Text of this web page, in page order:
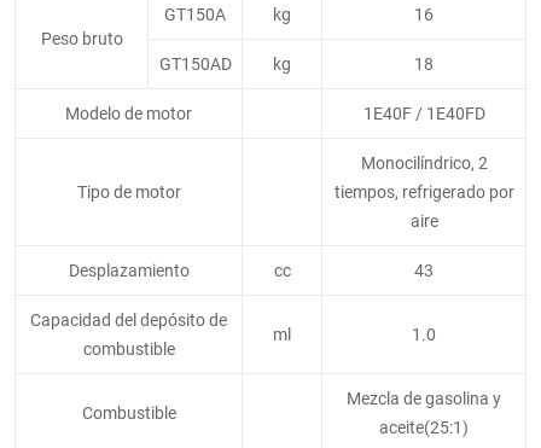
Peso bruto
GT150A kg 16
GT150AD kg 18
Modelo de motor 1E40F / 1E40FD
Tipo de motor
Monocilíndrico, 2
tiempos, refrigerado por
aire
Desplazamiento cc 43
Capacidad del depósito de
combustible
ml 1.0
Combustible
Mezcla de gasolina y
aceite(25:1)